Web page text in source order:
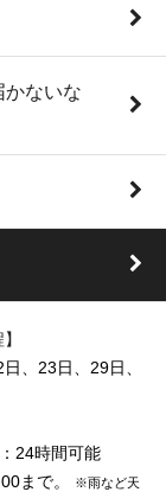
かないな
、23日、29日、
24時間可能
まで。
※雨など天